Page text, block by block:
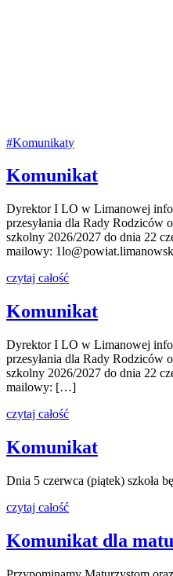
#Komunikaty
Komunikat
Dyrektor I LO w Limanowej
przesyłania dla Rady Rodziców
szkolny 2026/2027 do dnia 22
mailowy:
czytaj całość
Komunikat
Dyrektor I LO w Limanowej
przesyłania dla Rady Rodziców
szkolny 2026/2027 do dnia 22
mailowy: […]
czytaj całość
Komunikat
Dnia 5 czerwca (piątek) szkoła
czytaj całość
Komunikat dla